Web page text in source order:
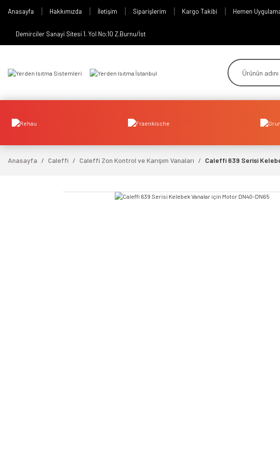
Anasayfa Hakkımızda İletişim Siparişlerim Kargo Takibi Hemen
Demirciler Sanayi Sitesi 1. Yol No:10 Z.Burnu/İst
Anasayfa Caleffi Caleffi Zon Kontrol ve Karışım Vanaları Caleffi 639 Serisi